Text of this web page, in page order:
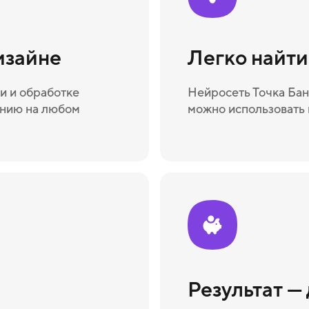
и обработке
на любом
Легко
Нейросеть Точка
можно
Результат